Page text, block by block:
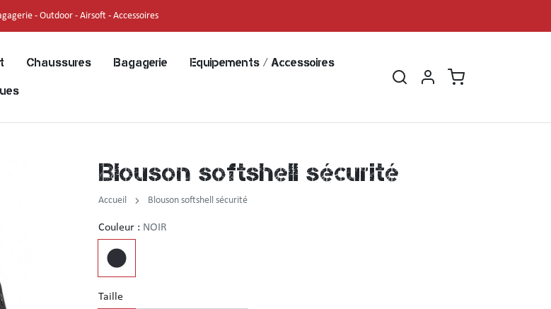
Sécurité - Incendie - Civil - Militaire
Chaussures Bagagerie Equipements / Accessoires
Blouson softshell sécurité
Accueil Blouson softshell sécurité
Couleur : NOIR
Taille